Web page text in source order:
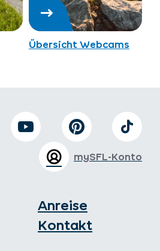
Übersicht Webcams
Anreise
Kontakt
mySFL-Konto